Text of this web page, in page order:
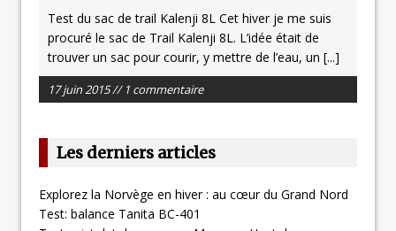
Test du sac de trail Kalenji 8L Cet hiver je me suis
procuré le sac de Trail Kalenji 8L. L’idée était de
trouver un sac pour courir, y mettre de l’eau, un [...]
17 juin 2015 // 1 commentaire
Les derniers articles
Explorez la Norvège en hiver : au cœur du Grand Nord
Test: balance Tanita BC-401